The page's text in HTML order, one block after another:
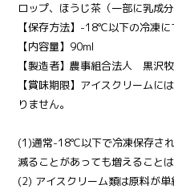
ロップ、ほうじ茶（一部に乳成分
【保存方法】-18℃以下の冷凍に
【内容量】90ml
【製造者】農事組合法人 黒沢
【賞味期限】アイスクリームに
りません。
(1)通常-18℃以下で冷凍保存さ
減ることがあっても増えることは
(2) アイスクリーム類は原料が